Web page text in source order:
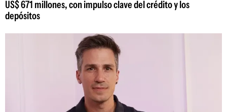
US$ 671 millones, con impulso clave del crédito y los
depósitos